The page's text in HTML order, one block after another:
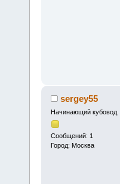
sergey55
Начинающий кубовод
Сообщений: 1
Город: Москва